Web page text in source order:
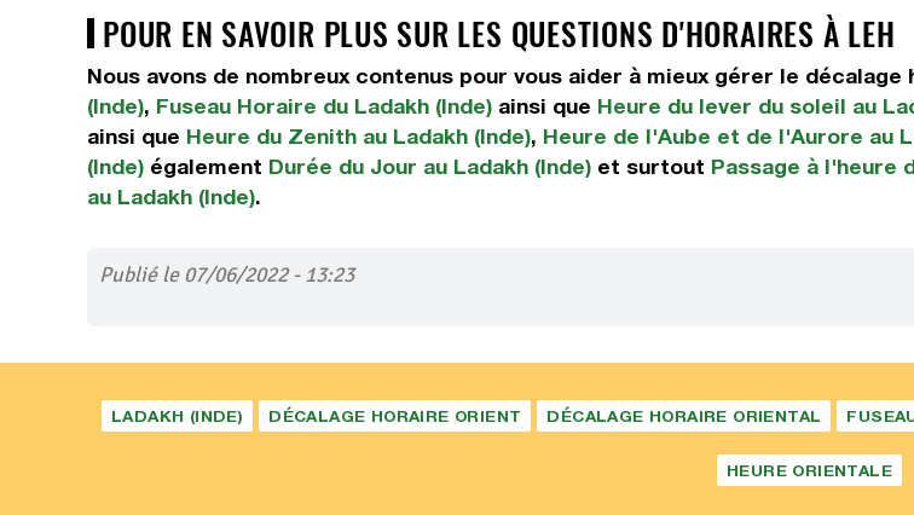
POUR EN SAVOIR PLUS SUR LES QUESTIONS D'HORAIRES À LEH
Nous avons de nombreux contenus pour vous aider à mieux gérer le décalage
(Inde), Fuseau Horaire du Ladakh (Inde) ainsi que Heure du lever du soleil au
ainsi que Heure du Zenith au Ladakh (Inde), Heure de l'Aube et de l'Aurore au
(Inde) également Durée du Jour au Ladakh (Inde) et surtout Passage à l'heure
au Ladakh (Inde).
Publié le 07/06/2022 - 13:23
LADAKH (INDE) DÉCALAGE HORAIRE ORIENT DÉCALAGE HORAIRE ORIENTAL
HEURE ORIENTALE